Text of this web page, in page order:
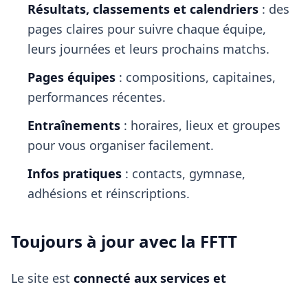
Résultats, classements et calendriers : des
pages claires pour suivre chaque équipe,
leurs journées et leurs prochains matchs.
Pages équipes : compositions, capitaines,
performances récentes.
Entraînements : horaires, lieux et groupes
pour vous organiser facilement.
Infos pratiques : contacts, gymnase,
adhésions et réinscriptions.
Toujours à jour avec la FFTT
Le site est connecté aux services et